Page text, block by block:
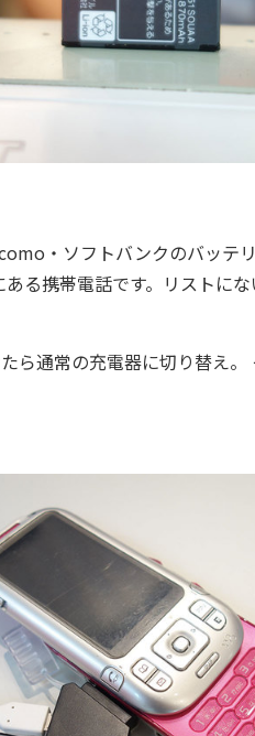
・ソフトバンクのバッテ
ある携帯電話です。リストに
ら通常の充電器に切り替え